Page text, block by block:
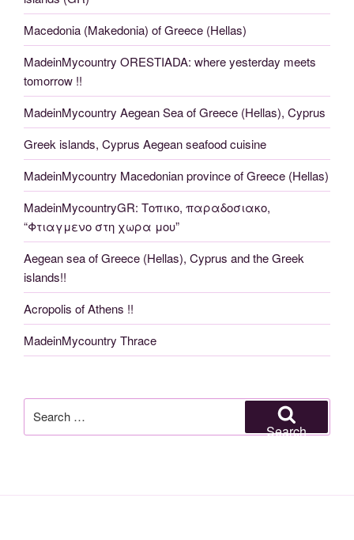
Macedonia (Makedonia) of Greece (Hellas)
MadeinMycountry ORESTIADA: where yesterday meets
tomorrow !!
MadeinMycountry Aegean Sea of Greece (Hellas), Cyprus
Greek islands, Cyprus Aegean seafood cuisine
MadeinMycountry Macedonian province of Greece (Hellas)
MadeinMycountryGR: Τοπικο, παραδοσιακο,
“Φτιαγμενο στη χωρα μου”
Aegean sea of Greece (Hellas), Cyprus and the Greek
islands!!
Acropolis of Athens !!
MadeinMycountry Thrace
for:
Search